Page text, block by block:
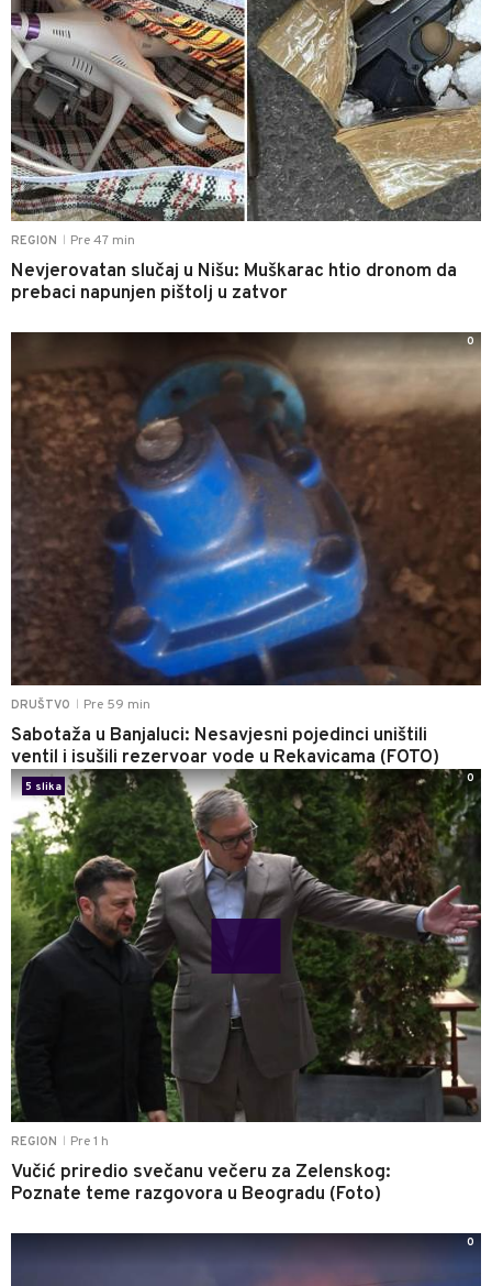
REGION Pre 47 min
Nevjerovatan slučaj u Nišu: Muškarac htio dronom da
prebaci napunjen pištolj u zatvor
DRUŠTVO Pre 59 min
Sabotaža u Banjaluci: Nesavjesni pojedinci uništili
ventil i isušili rezervoar vode u Rekavicama (FOTO)
0
REGION Pre 1 h
Vučić priredio svečanu večeru za Zelenskog:
Poznate teme razgovora u Beogradu (Foto)
5 slika
0
0